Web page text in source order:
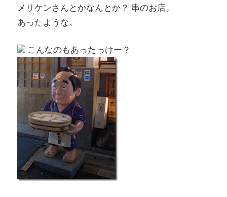
メリケンさんとかなんとか？ 串のお店。
あったような。
こんなのもあったっけー？